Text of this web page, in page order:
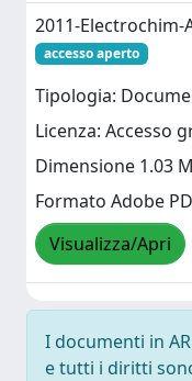
2011-
accesso aperto
Tipologia:
Licenza: Accesso
Dimensione 1.03
Formato Adobe
Visualizza/Apri
I documenti in
e tutti i diritti